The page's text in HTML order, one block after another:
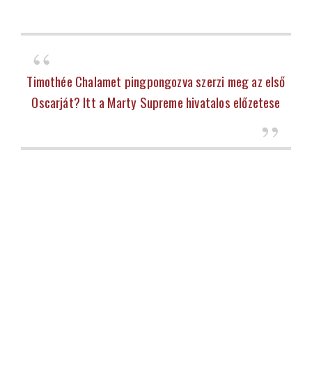
Timothée Chalamet pingpongozva szerzi meg az első
Oscarját? Itt a Marty Supreme hivatalos előzetese